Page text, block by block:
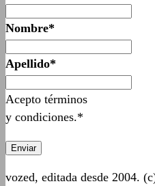
Nombre*
Apellido*
Acepto términos
y condiciones.*
vozed, editada desde 2004.